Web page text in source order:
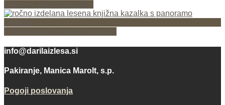
info@darilaizlesa.si
Pakiranje, Manica Marolt, s.p.
Pogoji poslovanja